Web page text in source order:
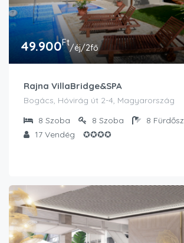
49.900Ft/éj/2fő
Rajna VillaBridge&SPA
Bogács, Hóvirág út 2-4, Magyarország
8 Szoba 8 Szoba 8
17 Vendég ✪✪✪✪